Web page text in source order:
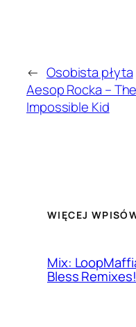
← Osobista płyta
Aesop Rocka – The
Impossible Kid
WIĘCEJ
Mix:
Bless Remixes!